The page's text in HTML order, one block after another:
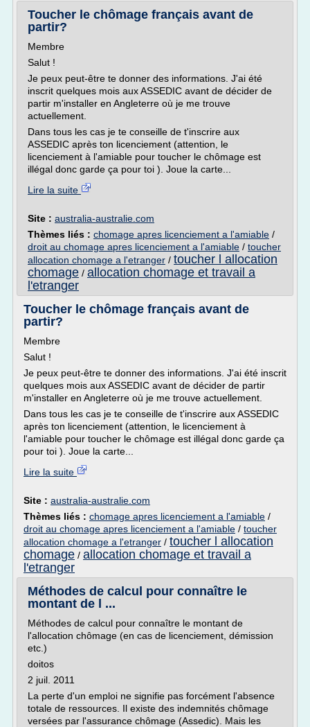
Toucher le chômage français avant de
partir?
Membre
Salut !
Je peux peut-être te donner des informations. J'ai été
inscrit quelques mois aux ASSEDIC avant de décider de
partir m'installer en Angleterre où je me trouve
actuellement.
Dans tous les cas je te conseille de t'inscrire aux
ASSEDIC après ton licenciement (attention, le
licenciement à l'amiable pour toucher le chômage est
illégal donc garde ça pour toi ). Joue la carte...
Lire la suite
Site : australia-australie.com
Thèmes liés : chomage apres licenciement a l'amiable /
droit au chomage apres licenciement a l'amiable / toucher
allocation chomage a l'etranger / toucher l allocation
chomage / allocation chomage et travail a
l'etranger
Toucher le chômage français avant de
partir?
Membre
Salut !
Je peux peut-être te donner des informations. J'ai été inscrit
quelques mois aux ASSEDIC avant de décider de partir
m'installer en Angleterre où je me trouve actuellement.
Dans tous les cas je te conseille de t'inscrire aux ASSEDIC
après ton licenciement (attention, le licenciement à
l'amiable pour toucher le chômage est illégal donc garde ça
pour toi ). Joue la carte...
Lire la suite
Site : australia-australie.com
Thèmes liés : chomage apres licenciement a l'amiable /
droit au chomage apres licenciement a l'amiable / toucher
allocation chomage a l'etranger / toucher l allocation
chomage / allocation chomage et travail a
l'etranger
Méthodes de calcul pour connaître le
montant de l ...
Méthodes de calcul pour connaître le montant de
l'allocation chômage (en cas de licenciement, démission
etc.)
doitos
2 juil. 2011
La perte d'un emploi ne signifie pas forcément l'absence
totale de ressources. Il existe des indemnités chômage
versées par l'assurance chômage (Assedic). Mais les